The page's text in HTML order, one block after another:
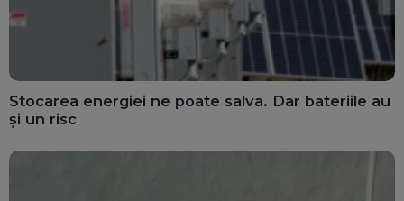
Stocarea energiei ne poate salva. Dar bateriile au
și un risc